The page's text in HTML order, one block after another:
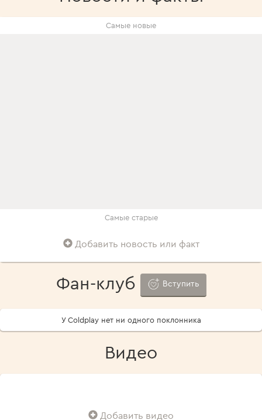
Самые новые
Самые старые
Добавить новость или факт
Фан-клуб Вступить
У Coldplay нет ни одного поклонника
Видео
Добавить видео